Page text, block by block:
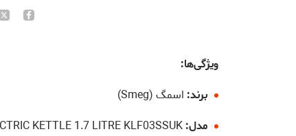
ویژگی‌ها:
برند: اسمگ (Smeg)
مدل: